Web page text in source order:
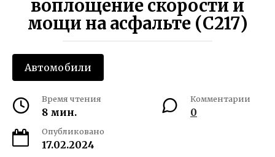
воплощение скорости и
мощи на асфальте (C217)
Автомобили
Время чтения
8 мин.
Комментарии
0
Опубликовано
17.02.2024